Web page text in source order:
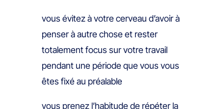
vous évitez à votre cerveau d’avoir à
penser à autre chose et rester
totalement focus sur votre travail
pendant une période que vous vous
êtes fixé au préalable
vous prenez l’habitude de répéter la